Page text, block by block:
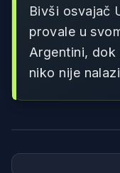
Bivši osvajač
provale u
Argentini, dok
niko nije